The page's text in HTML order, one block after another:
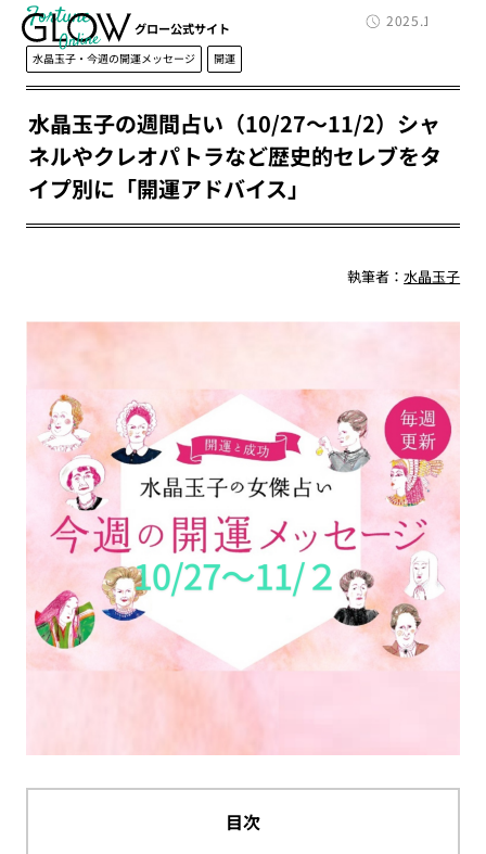
グロー公式サイト 2025.10.27
Fortune
水晶玉子・今週の開運メッセージ 開運
水晶玉子の週間占い（10/27～11/2）シャ
ネルやクレオパトラなど歴史的セレブをタ
イプ別に「開運アドバイス」
執筆者：水晶玉子
目次